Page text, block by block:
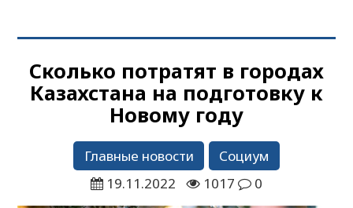
Сколько потратят в городах
Казахстана на подготовку к
Новому году
Главные новости
Социум
19.11.2022
1017 0